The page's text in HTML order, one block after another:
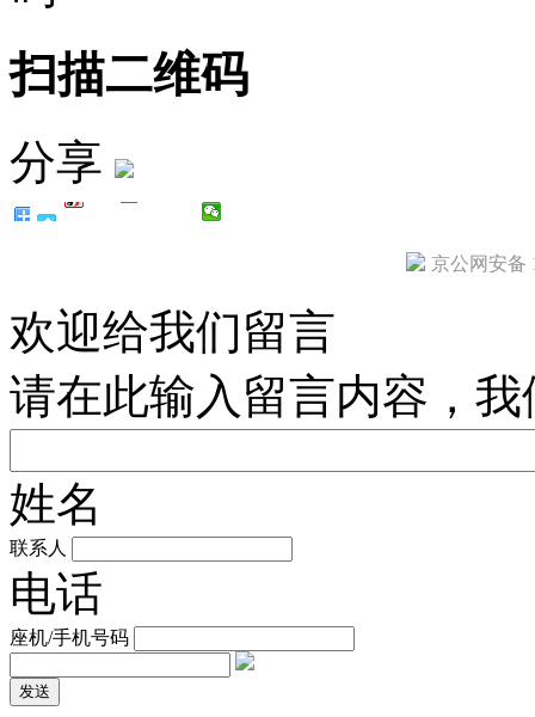
扫描二维码
分享
京公网安备
欢迎给我们留言
请在此输入留言内容，
姓名
联系人
电话
座机/手机号码